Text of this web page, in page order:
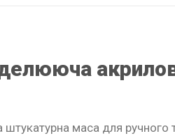
штукатурна маса для